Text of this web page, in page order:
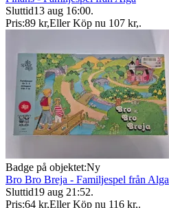
Sluttid13 aug 16:00.
Pris:89 kr,Eller Köp nu 107 kr,.
Badge på objektet:Ny
Bro Bro Breja - Familjespel från Alga
Sluttid19 aug 21:52.
Pris:64 kr,Eller Köp nu 116 kr,.